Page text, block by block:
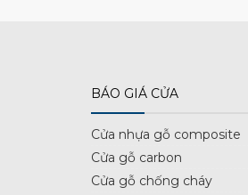
BÁO GIÁ CỬA
Cửa nhựa gỗ composite
Cửa gỗ carbon
Cửa gỗ chống cháy